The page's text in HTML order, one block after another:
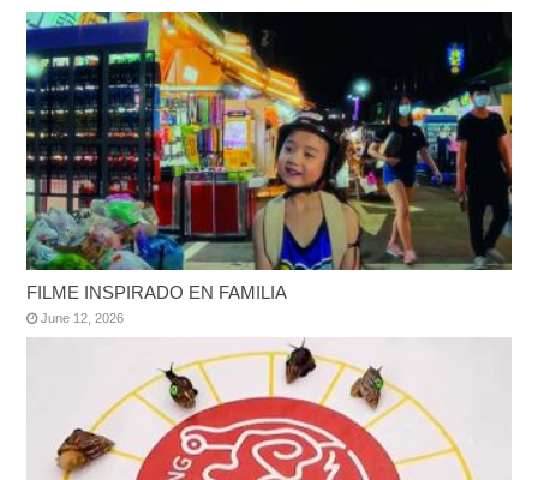
FILME INSPIRADO EN FAMILIA
June 12, 2026